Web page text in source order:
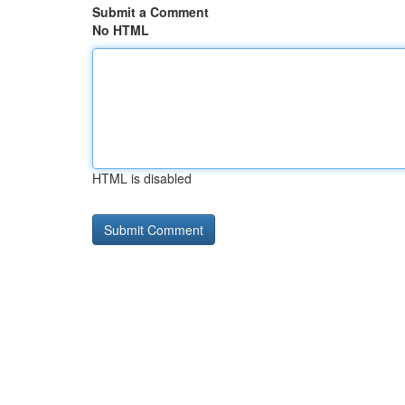
Submit a Comment
No HTML
HTML is disabled